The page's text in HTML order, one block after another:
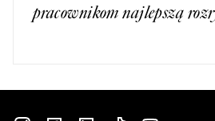
pracownikom najlepszą